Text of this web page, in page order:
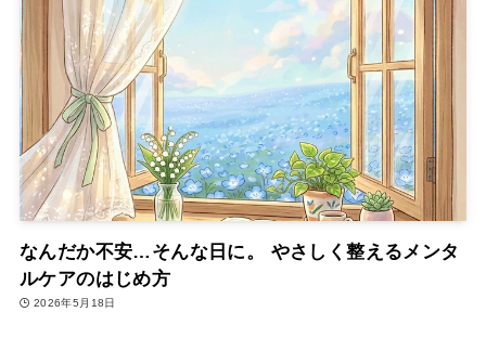
なんだか不安…そんな日に。 やさしく整えるメンタ
ルケアのはじめ方
2026年5月18日